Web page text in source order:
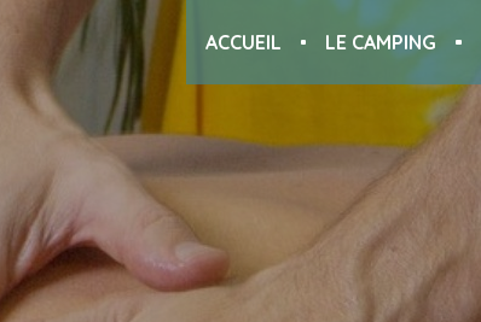
ACCUEIL LE CAMPING